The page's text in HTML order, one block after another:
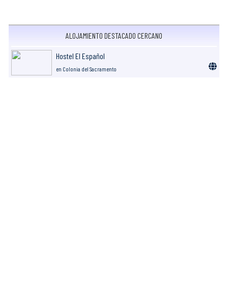
ALOJAMIENTO DESTACADO CERCANO
Hostel El Español
en Colonia del Sacramento